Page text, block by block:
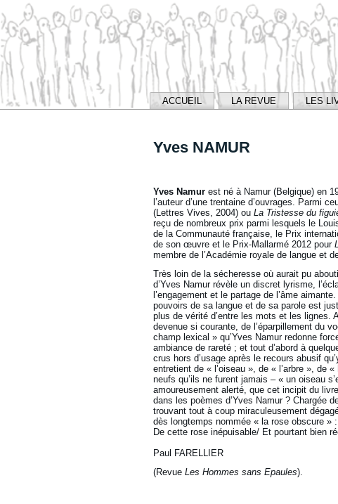
ACCUEIL LA REVUE LES
Yves NAMUR
Yves Namur est né à Namur (Belgique) en
l’auteur d’une trentaine d’ouvrages. Parmi
(Lettres Vives, 2004) ou La Tristesse du
reçu de nombreux prix parmi lesquels le
de la Communauté française, le Prix
de son œuvre et le Prix-Mallarmé 2012 pour
membre de l’Académie royale de langue et
Très loin de la sécheresse où aurait pu
d’Yves Namur révèle un discret lyrisme,
l’engagement et le partage de l’âme
pouvoirs de sa langue et de sa parole est
plus de vérité d’entre les mots et les lignes.
devenue si courante, de l’éparpillement du
champ lexical » qu’Yves Namur redonne
ambiance de rareté ; et tout d’abord à
crus hors d’usage après le recours abusif
entretient de « l’oiseau », de « l’arbre », de
neufs qu’ils ne furent jamais – « un oiseau
amoureusement alerté, que cet incipit du
dans les poèmes d’Yves Namur ? Chargée
trouvant tout à coup miraculeusement
dès longtemps nommée « la rose obscure
De cette rose inépuisable/ Et pourtant bien
Paul FARELLIER
(Revue Les Hommes sans Epaules).